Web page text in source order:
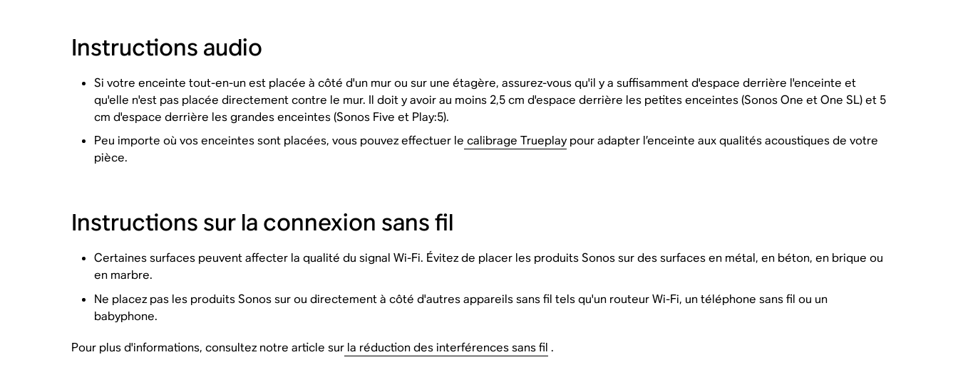
Instructions audio
Si votre enceinte tout-en-un est placée à côté d'un mur ou sur une étagère, assurez-vous qu'il y a suffisamment d'espace derrière l'enceinte et
qu'elle n'est pas placée directement contre le mur. Il doit y avoir au moins 2,5 cm d'espace derrière les petites enceintes (Sonos One et One SL) et 5
cm d'espace derrière les grandes enceintes (Sonos Five et Play:5).
Peu importe où vos enceintes sont placées, vous pouvez effectuer le calibrage Trueplaypour adapter l’enceinte aux qualités acoustiques de votre
pièce.
Instructions sur la connexion sans fil
Certaines surfaces peuvent affecter la qualité du signal Wi-Fi. Évitez de placer les produits Sonos sur des surfaces en métal, en béton, en brique ou
en marbre.
Ne placez pas les produits Sonos sur ou directement à côté d'autres appareils sans fil tels qu'un routeur Wi-Fi, un téléphone sans fil ou un
babyphone.
Pour plus d'informations, consultez notre article surla réduction des interférences sans fil .